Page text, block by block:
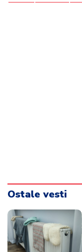
Ostale vesti